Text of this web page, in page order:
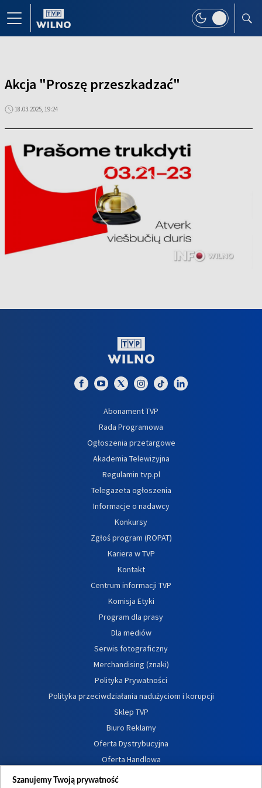
Akcja "Proszę przeszkadzać"
18.03.2025, 19:24
Abonament TVP
Rada Programowa
Ogłoszenia przetargowe
Akademia Telewizyjna
Regulamin tvp.pl
Telegazeta ogłoszenia
Informacje o nadawcy
Konkursy
Zgłoś program (ROPAT)
Kariera w TVP
Kontakt
Centrum informacji TVP
Komisja Etyki
Program dla prasy
Dla mediów
Serwis fotograficzny
Merchandising (znaki)
Polityka Prywatności
Polityka przeciwdziałania nadużyciom i korupcji
Sklep TVP
Biuro Reklamy
Oferta Dystrybucyjna
Oferta Handlowa
Dostępność
Szanujemy Twoją prywatność